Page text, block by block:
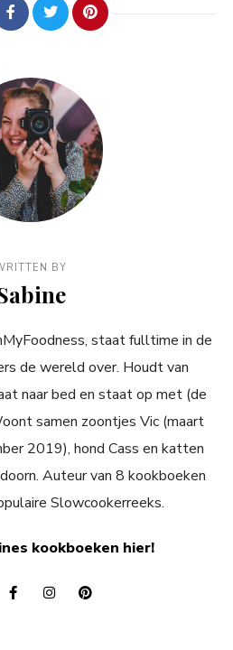
BY
staat fulltime in de
de wereld over. Houdt van
naar bed en staat op met (de
samen zoontjes Vic (maart
2019), hond Cass en katten
Auteur van 8 kookboeken
Slowcookerreeks.
kookboeken hier!